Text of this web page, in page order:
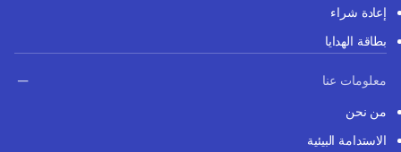
إعادة شراء
بطاقة الهدايا
معلومات عنا
من نحن
الاستدامة البيئية